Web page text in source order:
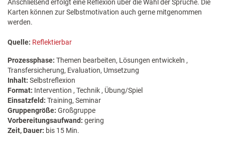
Anschließend erfolgt eine Reflexion über die Wahl der Sprüche. Die
Karten können zur Selbstmotivation auch gerne mitgenommen
werden.
Quelle: Reflektierbar
Prozessphase: Themen bearbeiten, Lösungen entwickeln ,
Transfersicherung, Evaluation, Umsetzung
Inhalt: Selbstreflexion
Format: Intervention , Technik , Übung/Spiel
Einsatzfeld: Training, Seminar
Gruppengröße: Großgruppe
Vorbereitungsaufwand: gering
Zeit, Dauer: bis 15 Min.